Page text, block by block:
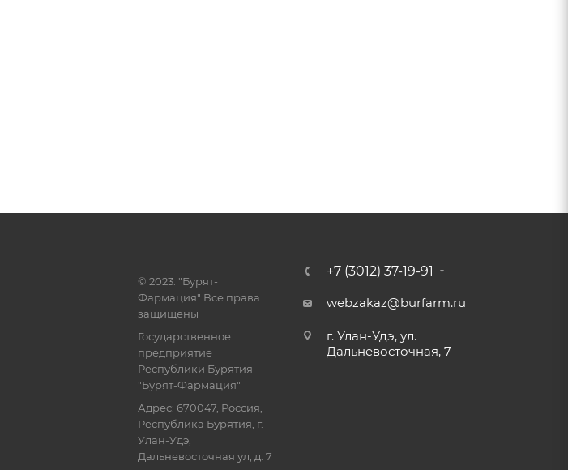
© 2023. "Бурят-
Фармация" Все права
защищены
Государственное
предприятие
Республики Бурятия
"Бурят-Фармация"
Адрес: 670047, Россия,
Республика Бурятия, г.
Улан-Удэ,
Дальневосточная ул, д. 7
+7 (3012) 37-19-91
webzakaz@burfarm.ru
г. Улан-Удэ, ул.
Дальневосточная, 7